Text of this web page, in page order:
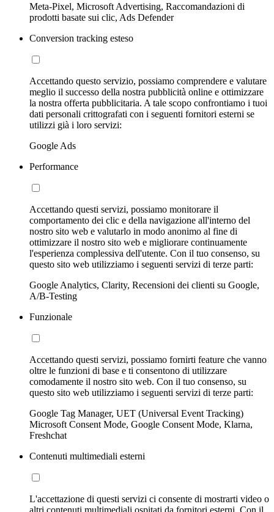
Meta-Pixel, Microsoft Advertising, Raccomandazioni di
prodotti basate sui clic, Ads Defender
Conversion tracking esteso
Accettando questo servizio, possiamo comprendere e valutare
meglio il successo della nostra pubblicità online e ottimizzare
la nostra offerta pubblicitaria. A tale scopo confrontiamo i tuoi
dati personali crittografati con i seguenti fornitori esterni se
utilizzi già i loro servizi:
Google Ads
Performance
Accettando questi servizi, possiamo monitorare il
comportamento dei clic e della navigazione all'interno del
nostro sito web e valutarlo in modo anonimo al fine di
ottimizzare il nostro sito web e migliorare continuamente
l'esperienza complessiva dell'utente. Con il tuo consenso, su
questo sito web utilizziamo i seguenti servizi di terze parti:
Google Analytics, Clarity, Recensioni dei clienti su Google,
A/B-Testing
Funzionale
Accettando questi servizi, possiamo fornirti feature che vanno
oltre le funzioni di base e ti consentono di utilizzare
comodamente il nostro sito web. Con il tuo consenso, su
questo sito web utilizziamo i seguenti servizi di terze parti:
Google Tag Manager, UET (Universal Event Tracking)
Microsoft Consent Mode, Google Consent Mode, Klarna,
Freshchat
Contenuti multimediali esterni
L'accettazione di questi servizi ci consente di mostrarti video o
altri contenuti multimediali ospitati da fornitori esterni. Con il